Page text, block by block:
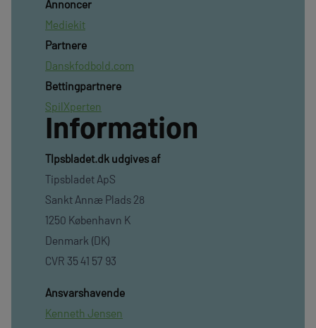
Annoncer
Mediekit
Partnere
Danskfodbold.com
Bettingpartnere
SpilXperten
Information
TIpsbladet.dk udgives af
Tipsbladet ApS
Sankt Annæ Plads 28
1250 København K
Denmark (DK)
CVR 35 41 57 93
Ansvarshavende
Kenneth Jensen